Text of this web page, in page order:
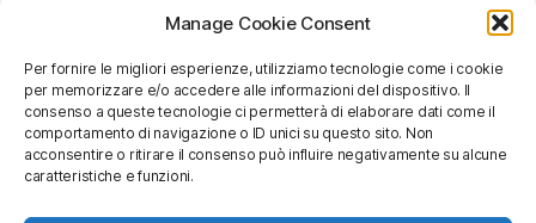
Manage Cookie Consent
Per fornire le migliori esperienze, utilizziamo tecnologie come i cookie
per memorizzare e/o accedere alle informazioni del dispositivo. Il
consenso a queste tecnologie ci permetterà di elaborare dati come il
comportamento di navigazione o ID unici su questo sito. Non
acconsentire o ritirare il consenso può influire negativamente su alcune
caratteristiche e funzioni.